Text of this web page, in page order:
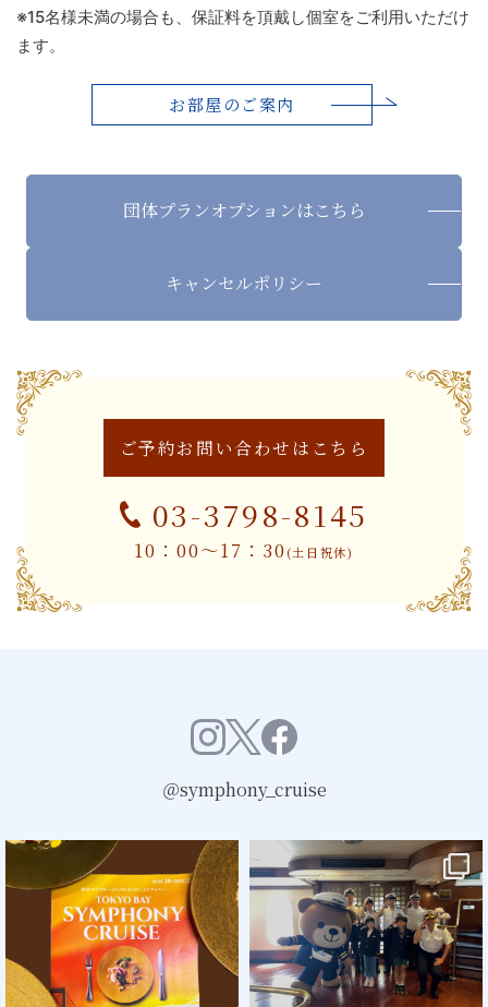
※15名様未満の場合も、保証料を頂戴し個室をご利用いただけ
ます。
お部屋のご案内
団体プランオプションはこちら
キャンセルポリシー
ご予約お問い合わせは こちら
03-3798-8145
10：00～17：30(土日祝休)
＠symphony_cruise